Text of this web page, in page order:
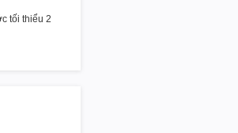
tối thiểu 2